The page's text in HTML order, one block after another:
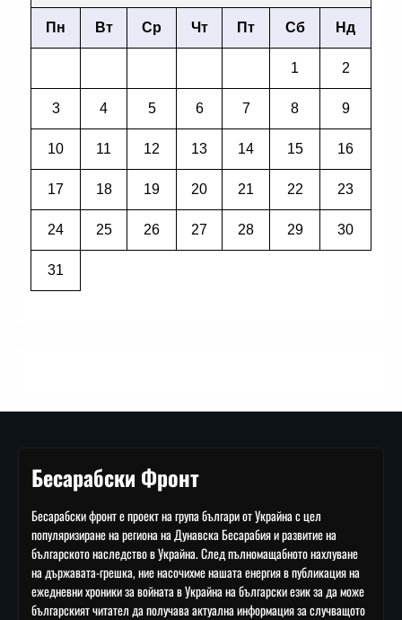
Пн Вт Ср Чт Пт Сб Нд
1 2
3 4 5 6 7 8 9
10 11 12 13 14 15 16
17 18 19 20 21 22 23
24 25 26 27 28 29 30
31
Бесарабски Фронт
Бесарабски фронт е проект на група българи от Украйна с цел
популяризиране на региона на Дунавска Бесарабия и развитие на
българското наследство в Украйна. След пълномащабното нахлуване
на държавата-грешка, ние насочихме нашата енергия в публикация на
ежедневни хроники за войната в Украйна на български език за да може
българският читател да получава актуална информация за случващото